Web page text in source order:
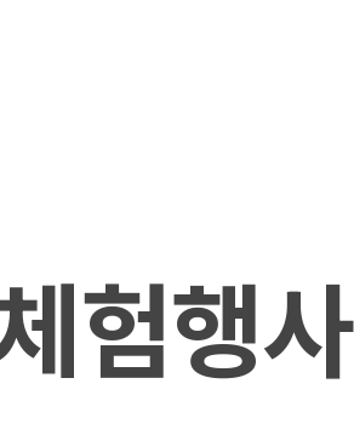
험행사